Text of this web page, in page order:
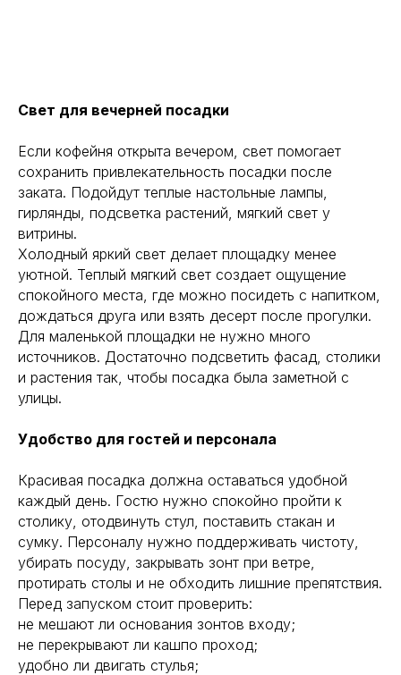
Свет для вечерней посадки
Если кофейня открыта вечером, свет помогает
сохранить привлекательность посадки после
заката. Подойдут теплые настольные лампы,
гирлянды, подсветка растений, мягкий свет у
витрины.
Холодный яркий свет делает площадку менее
уютной. Теплый мягкий свет создает ощущение
спокойного места, где можно посидеть с напитком,
дождаться друга или взять десерт после прогулки.
Для маленькой площадки не нужно много
источников. Достаточно подсветить фасад, столики
и растения так, чтобы посадка была заметной с
улицы.
Удобство для гостей и персонала
Красивая посадка должна оставаться удобной
каждый день. Гостю нужно спокойно пройти к
столику, отодвинуть стул, поставить стакан и
сумку. Персоналу нужно поддерживать чистоту,
убирать посуду, закрывать зонт при ветре,
протирать столы и не обходить лишние препятствия.
Перед запуском стоит проверить:
не мешают ли основания зонтов входу;
не перекрывают ли кашпо проход;
удобно ли двигать стулья;